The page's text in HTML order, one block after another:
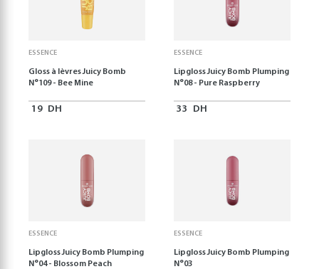
ESSENCE
Gloss à lèvres Juicy Bomb
N°109 - Bee Mine
19 DH
ESSENCE
Lipgloss Juicy Bomb Plumping
N°08 - Pure Raspberry
33 DH
ESSENCE
Lipgloss Juicy Bomb Plumping
N°04 - Blossom Peach
ESSENCE
Lipgloss Juicy Bomb Plumping
N°03